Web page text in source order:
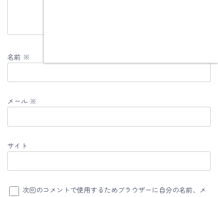
名前 ※
メール ※
サイト
次回のコメントで使用するためブラウザーに自分の名前、メ